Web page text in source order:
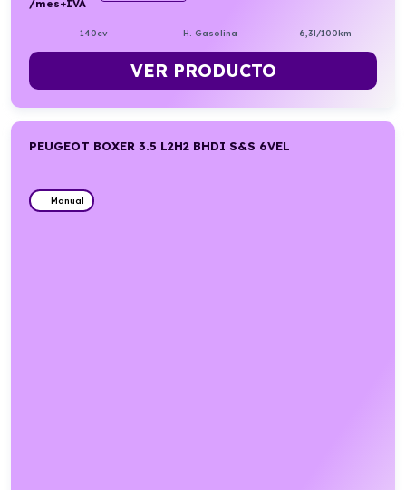
/mes+IVA
140cv H. Gasolina 6,3l/100km
VER PRODUCTO
PEUGEOT BOXER 3.5 L2H2 BHDI S&S 6VEL
Manual